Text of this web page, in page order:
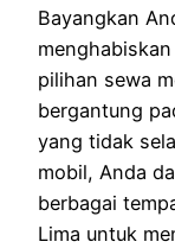
Bayangkan
pilihan sewa
bergantung
yang tidak
mobil, Anda
berbagai
Lima untuk